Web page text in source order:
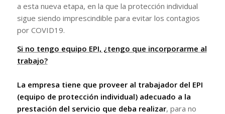
a esta nueva etapa, en la que la protección individual
sigue siendo imprescindible para evitar los contagios
por COVID19.
Si no tengo equipo EPI, ¿tengo que incorporarme al
trabajo?
La empresa tiene que proveer al trabajador del EPI
(equipo de protección individual) adecuado a la
prestación del servicio que deba realizar, para no